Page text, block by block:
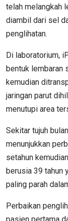
telah melangkah
diambil dari sel
penglihatan.
Di laboratorium,
bentuk lembaran
kemudian
jaringan parut
menutupi area
Sekitar tujuh
menunjukkan
setahun
berusia 39 tahun
paling parah
Perbaikan